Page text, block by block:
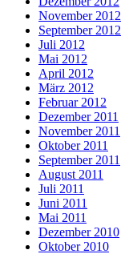
November 2012
September 2012
Juli 2012
Mai 2012
April 2012
März 2012
Februar 2012
Dezember 2011
November 2011
Oktober 2011
September 2011
August 2011
Juli 2011
Juni 2011
Mai 2011
Dezember 2010
Oktober 2010